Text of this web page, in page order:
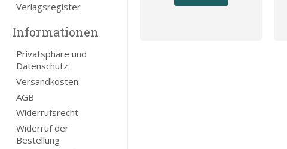
Verlagsregister
Informationen
Privatsphäre und
Datenschutz
Versandkosten
AGB
Widerrufsrecht
Widerruf der
Bestellung